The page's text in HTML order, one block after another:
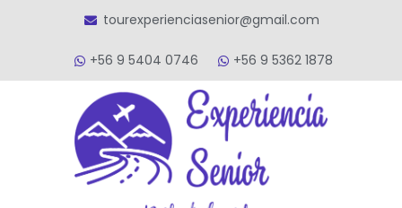
tourexperienciasenior@gmail.com
+56 9 5404 0746 +56 9 5362 1878